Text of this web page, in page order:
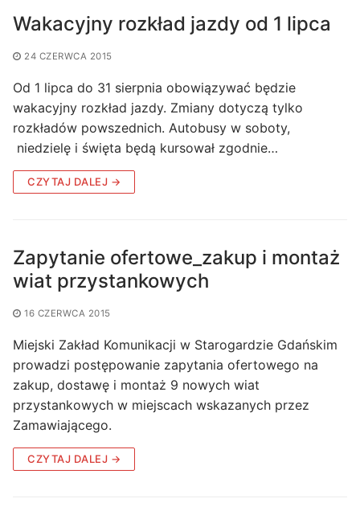
Wakacyjny rozkład jazdy od 1 lipca
24 CZERWCA 2015
Od 1 lipca do 31 sierpnia obowiązywać będzie
wakacyjny rozkład jazdy. Zmiany dotyczą tylko
rozkładów powszednich. Autobusy w soboty,
niedzielę i święta będą kursował zgodnie…
CZYTAJ DALEJ →
Zapytanie ofertowe_zakup i montaż
wiat przystankowych
16 CZERWCA 2015
Miejski Zakład Komunikacji w Starogardzie Gdańskim
prowadzi postępowanie zapytania ofertowego na
zakup, dostawę i montaż 9 nowych wiat
przystankowych w miejscach wskazanych przez
Zamawiającego.
CZYTAJ DALEJ →